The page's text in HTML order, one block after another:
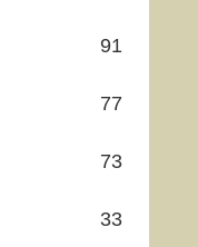
91
77
73
33